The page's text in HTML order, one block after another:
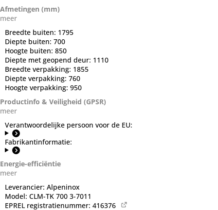
Afmetingen (mm)
meer
Breedte buiten: 1795
Diepte buiten: 700
Hoogte buiten: 850
Diepte met geopend deur: 1110
Breedte verpakking: 1855
Diepte verpakking: 760
Hoogte verpakking: 950
Productinfo & Veiligheid (GPSR)
meer
Verantwoordelijke persoon voor de EU:
Fabrikantinformatie:
Energie-efficiëntie
meer
Leverancier: Alpeninox
Model: CLM-TK 700 3-7011
EPREL registratienummer: 416376